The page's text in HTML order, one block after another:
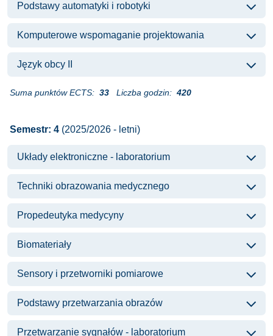
Podstawy automatyki i robotyki
Komputerowe wspomaganie projektowania
Język obcy II
Suma punktów ECTS: 33 Liczba godzin: 420
Semestr: 4 (2025/2026 - letni)
Układy elektroniczne - laboratorium
Techniki obrazowania medycznego
Propedeutyka medycyny
Biomateriały
Sensory i przetworniki pomiarowe
Podstawy przetwarzania obrazów
Przetwarzanie sygnałów - laboratorium